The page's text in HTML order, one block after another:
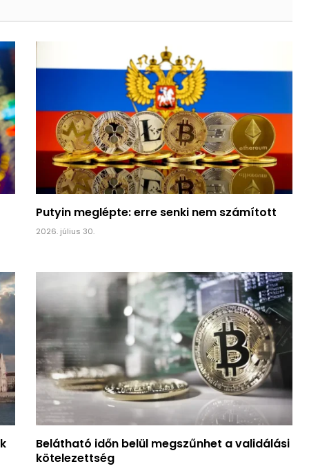
Putyin meglépte: erre senki nem számított
2026. július 30.
Belátható időn belül megszűnhet a validálási
kötelezettség